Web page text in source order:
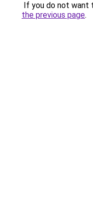
If you do not want
the previous page.